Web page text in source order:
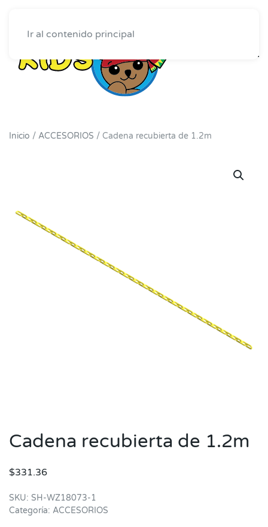
Ir al contenido principal
Inicio / ACCESORIOS / Cadena recubierta de 1.2m
Cadena recubierta de 1.2m
$331.36
SKU: SH-WZ18073-1
Categoría: ACCESORIOS